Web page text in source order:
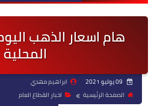
هام اسعار الذهب
المحلية
ابراهيم مهدي
الصفحة الرئيسية
اخبار القطاع العام